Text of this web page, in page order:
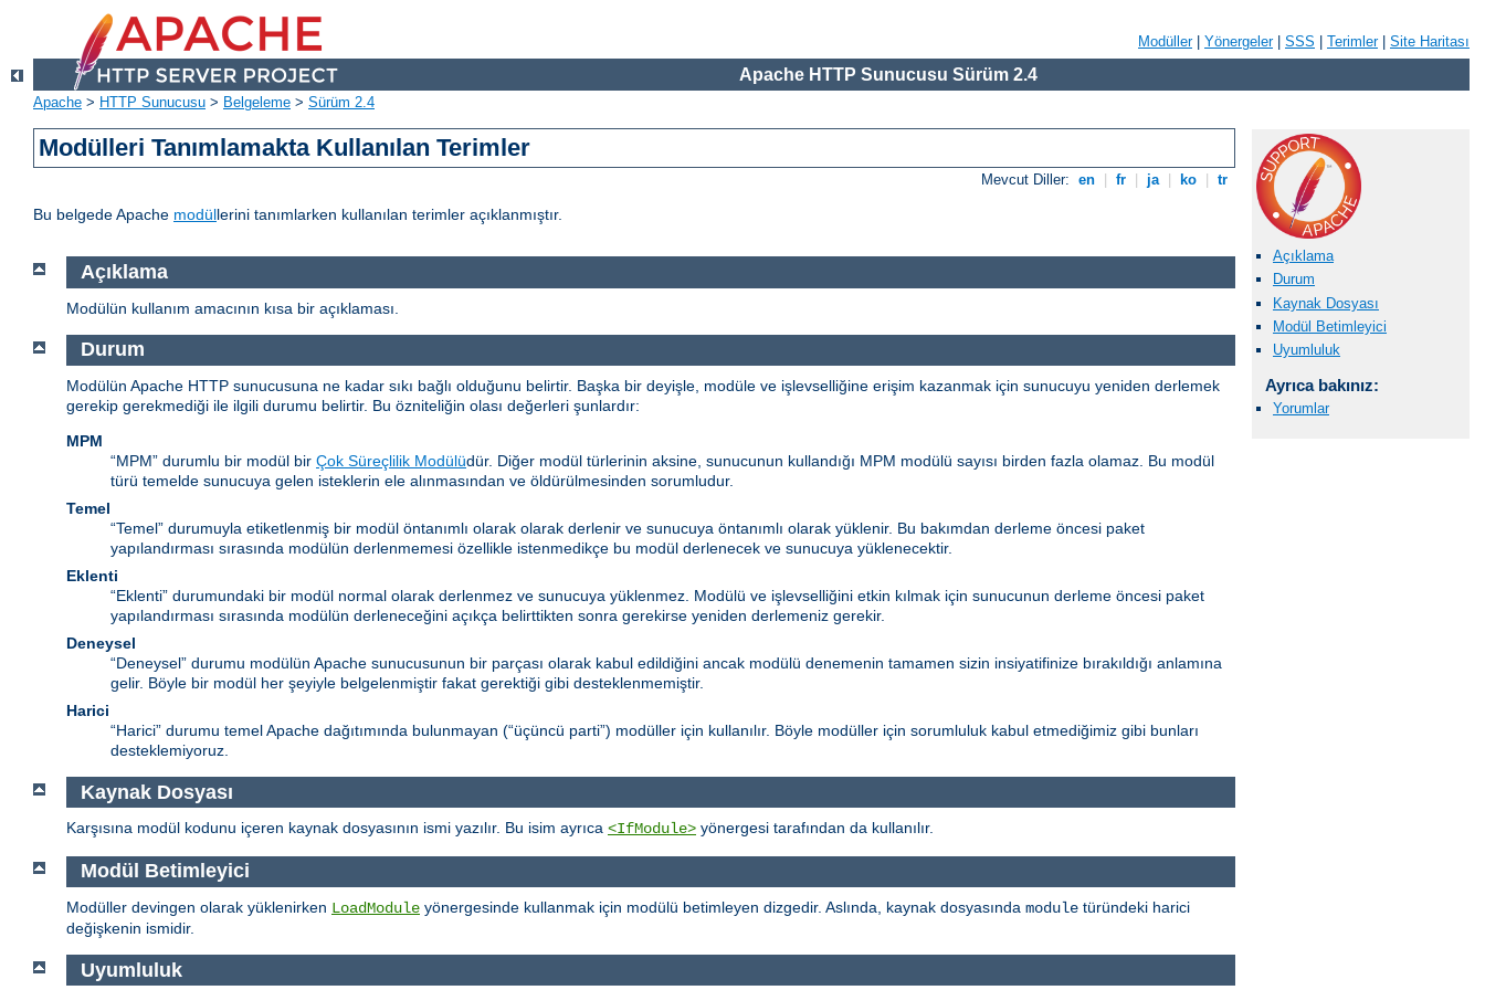
Modüller| Yönergeler| SSS Terimler| Site Haritası
Apache HTTP Sunucusu Sürüm 2.4
Apache > HTTP Sunucusu > Belgeleme > Sürüm 2.4
Modülleri Tanımlamakta Kullanılan Terimler
Mevcut Diller: en fr ja ko tr
Bu belgede Apache modüllerini tanımlarken kullanılan terimler açıklanmıştır.
Açıklama
Durum
Kaynak Dosyası
Modül Betimleyici
Uyumluluk
Ayrıca bakınız:
Yorumlar
Açıklama
Modülün kullanım amacının kısa bir açıklaması.
Durum
Modülün Apache HTTP sunucusuna ne kadar sıkı bağlı olduğunu belirtir. Başka bir deyişle, modüle ve işlevselliğine erişim kazanmak için sunucuyu yeniden derlemek
gerekip gerekmediği ile ilgili durumu belirtir. Bu özniteliğin olası değerleri şunlardır:
MPM
“MPM” durumlu bir modül bir Çok Süreçlilik Modülüdür. Diğer modül türlerinin aksine, sunucunun kullandığı MPM modülü sayısı birden fazla olamaz. Bu modül
türü temelde sunucuya gelen isteklerin ele alınmasından ve öldürülmesinden sorumludur.
Temel
“Temel” durumuyla etiketlenmiş bir modül öntanımlı olarak olarak derlenir ve sunucuya öntanımlı olarak yüklenir. Bu bakımdan derleme öncesi paket
yapılandırması sırasında modülün derlenmemesi özellikle istenmedikçe bu modül derlenecek ve sunucuya yüklenecektir.
Eklenti
“Eklenti” durumundaki bir modül normal olarak derlenmez ve sunucuya yüklenmez. Modülü ve işlevselliğini etkin kılmak için sunucunun derleme öncesi paket
yapılandırması sırasında modülün derleneceğini açıkça belirttikten sonra gerekirse yeniden derlemeniz gerekir.
Deneysel
“Deneysel” durumu modülün Apache sunucusunun bir parçası olarak kabul edildiğini ancak modülü denemenin tamamen sizin insiyatifinize bırakıldığı anlamına
gelir. Böyle bir modül her şeyiyle belgelenmiştir fakat gerektiği gibi desteklenmemiştir.
Harici
“Harici” durumu temel Apache dağıtımında bulunmayan (“üçüncü parti”) modüller için kullanılır. Böyle modüller için sorumluluk kabul etmediğimiz gibi bunları
desteklemiyoruz.
Kaynak Dosyası
Karşısına modül kodunu içeren kaynak dosyasının ismi yazılır. Bu isim ayrıca <IfModule> yönergesi tarafından da kullanılır.
Modül Betimleyici
Modüller devingen olarak yüklenirken LoadModule yönergesinde kullanmak için modülü betimleyen dizgedir. Aslında, kaynak dosyasında module türündeki harici
değişkenin ismidir.
Uyumluluk